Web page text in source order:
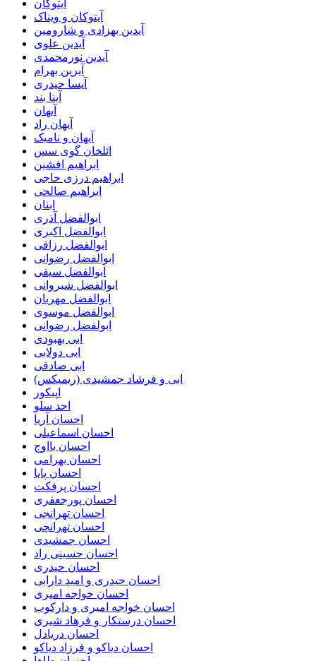
آیتوکان
آیتوکان و ویناک
آیدین بهزادی و شارومین
آیدین علوی
آیدین نورمحمدی
آیرین بهرام
آیسا حیدری
آینا بند
آیهان
آیهان راد
آیهان و نامیک
ائلخان گوی سس
ابراهیم افشین
ابراهیم درزی حاجی
ابراهیم صالحی
ابنان
ابوالفضل آذری
ابوالفضل اکبری
ابوالفضل رزاقی
ابوالفضل رضوانی
ابوالفضل سیفی
ابوالفضل شیروانی
ابوالفضل مهربان
ابوالفضل موسوی
ابولفضل رضوانی
ابی بهبودی
ابی دولابی
ابی صادقی
ابی و فرشاد جمشیدی (ریمیکس)
اپیکور
احد سلو
احسان آریا
احسان اسماعیلی
احسان بااوج
احسان بهرامی
احسان پایا
احسان پرفکت
احسان پورجعفری
احسان تهرانجی
احسان تهرانچی
احسان جمشیدی
احسان حسینی راد
احسان حیدری
احسان حیدری و امید دارابی
احسان خواجه امیری
احسان خواجه امیری و دارکوب
احسان درستكار و فرهاد شيرى
احسان دریادل
احسان دیاکو و فرزاد دیاکو